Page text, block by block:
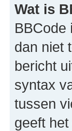
Wat is
BBCode
dan niet
bericht
syntax
tussen
geeft